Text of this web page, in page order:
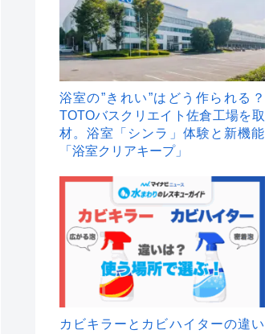
浴室の”きれい”はどう作られる？
TOTOバスクリエイト佐倉工場を取
材。浴室「シンラ」体験と新機能
「浴室クリアキープ」
カビキラーとカビハイターの違い